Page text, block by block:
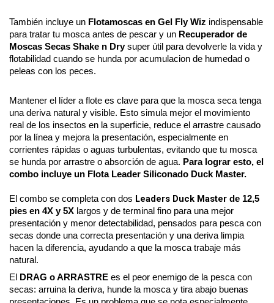
También incluye un Flotamoscas en Gel Fly Wiz indispensable
para tratar tu mosca antes de pescar y un Recuperador de
Moscas Secas Shake n Dry super útil para devolverle la vida y
flotabilidad cuando se hunda por acumulacion de humedad o
peleas con los peces.
Mantener el líder a flote es clave para que la mosca seca tenga
una deriva natural y visible. Esto simula mejor el movimiento
real de los insectos en la superficie, reduce el arrastre causado
por la línea y mejora la presentación, especialmente en
corrientes rápidas o aguas turbulentas, evitando que tu mosca
se hunda por arrastre o absorción de agua. Para lograr esto, el
combo incluye un Flota Leader Siliconado Duck Master.
El combo se completa con dos Leaders Duck Master de 12,5
pies en 4X y 5X largos y de terminal fino para una mejor
presentación y menor detectabilidad, pensados para pesca con
secas donde una correcta presentación y una deriva limpia
hacen la diferencia, ayudando a que la mosca trabaje más
natural.
El DRAG o ARRASTRE es el peor enemigo de la pesca con
secas: arruina la deriva, hunde la mosca y tira abajo buenas